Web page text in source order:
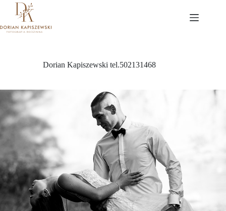
Przejdź
Dorian Kapiszewski tel.502131468